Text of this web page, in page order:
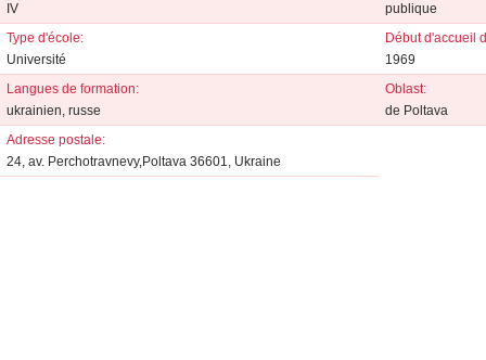
IV
publique
Type d'école:
Université
Début d'accueil
1969
Langues de formation:
ukrainien, russe
Oblast:
de Poltava
Adresse postale:
24, av. Perchotravnevy,Poltava 36601, Ukraine